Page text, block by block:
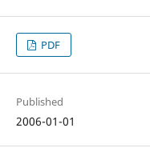
PDF
Published
2006-01-01